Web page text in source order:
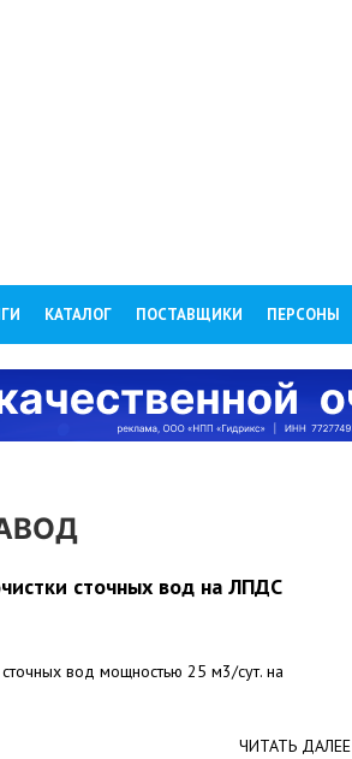
КАТАЛОГ ПОСТАВЩИКИ ПЕРСОНЫ
сточных вод на ЛПДС
вод мощностью 25 м3/сут. на
ЧИТАТЬ ДАЛЕЕ